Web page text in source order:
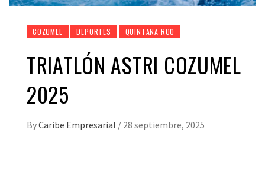
COZUMEL DEPORTES QUINTANA ROO
TRIATLÓN ASTRI COZUMEL
2025
ByCaribe Empresarial / 28 septiembre, 2025